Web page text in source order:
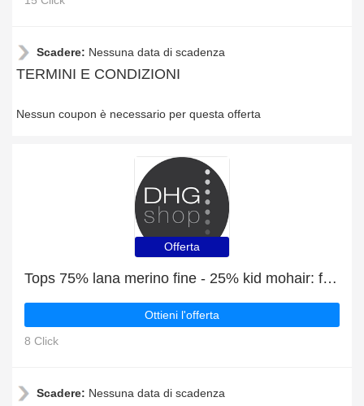
Scadere: Nessuna data di scadenza
TERMINI E CONDIZIONI
Nessun coupon è necessario per questa offerta
Offerta
Tops 75% lana merino fine - 25% kid mohair: fino al 21% di sconto
Ottieni l'offerta
8 Click
Scadere: Nessuna data di scadenza